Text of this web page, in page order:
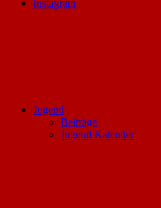
Instagram
Jugend
Beiträge
Jugend Kalender